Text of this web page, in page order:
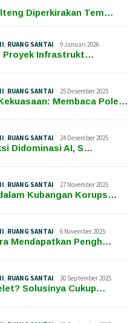
Diperkirakan Tem…
, RUANG SANTAI 9 Januari 2026
Proyek Infrastrukt…
, RUANG SANTAI 25 Desember 2025
Membaca Pole…
, RUANG SANTAI 24 Desember 2025
Didominasi AI, S…
, RUANG SANTAI 27 November 2025
Kubangan Korups…
, RUANG SANTAI 6 November 2025
Mendapatkan Pengh…
, RUANG SANTAI 30 September 2025
Solusinya Cukup…